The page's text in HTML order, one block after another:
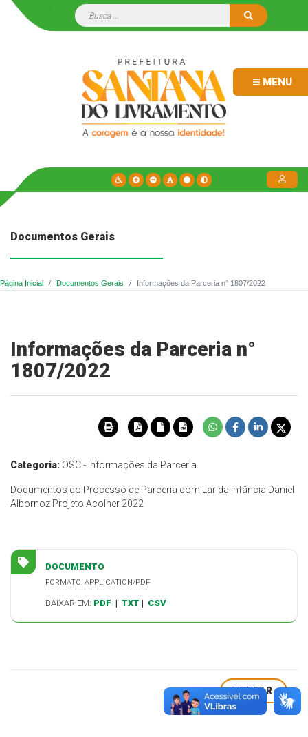
MENU
Documentos Gerais
Página Inicial Documentos Gerais Informações da Parceria n° 1807/2022
Informações da Parceria n°
1807/2022
Categoria: OSC - Informações da Parceria
Documentos do Processo de Parceria com Lar da infância Daniel
Albornoz Projeto Acolher 2022
DOCUMENTO
FORMATO: APPLICATION/PDF
BAIXAR EM: PDF | TXT | CSV
VOLTAR